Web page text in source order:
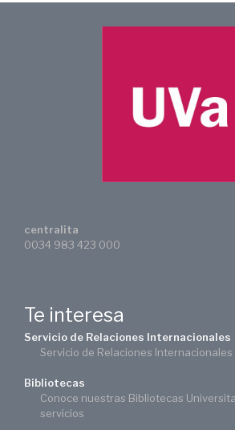
centralita
0034 983 423 000
Te interesa
Servicio de Relaciones Internacionales
Servicio de Relaciones Internacionales
Bibliotecas
Conoce nuestras Bibliotecas
servicios